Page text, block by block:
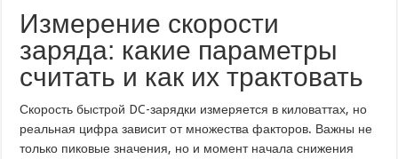
Измерение скорости
заряда: какие параметры
считать и как их трактовать
Скорость быстрой DC-зарядки измеряется в киловаттах, но
реальная цифра зависит от множества факторов. Важны не
только пиковые значения, но и момент начала снижения